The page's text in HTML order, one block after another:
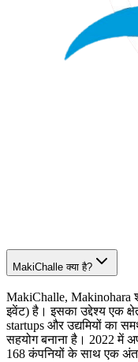
MakiChalle क्या है?
MakiChalle, Makinohara
इवेंट) है। इसका उद्देश्य एक
startups और उद्यमियों का
सहयोग बनाना है। 2022 में
168 कंपनियों के साथ एक